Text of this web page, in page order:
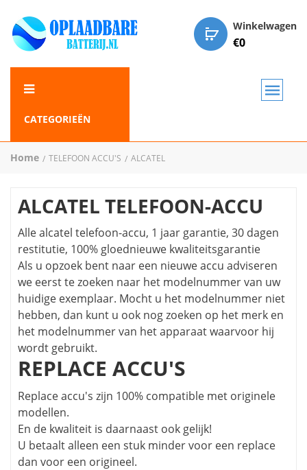
Winkelwagen
€0
CATEGORIEËN
Home TELEFOON ACCU'S ALCATEL
ALCATEL TELEFOON-ACCU
Alle alcatel telefoon-accu, 1 jaar garantie, 30 dagen
restitutie, 100% gloednieuwe kwaliteitsgarantie
Als u opzoek bent naar een nieuwe accu adviseren
we eerst te zoeken naar het modelnummer van uw
huidige exemplaar. Mocht u het modelnummer niet
hebben, dan kunt u ook nog zoeken op het merk en
het modelnummer van het apparaat waarvoor hij
wordt gebruikt.
REPLACE ACCU'S
Replace accu's zijn 100% compatible met originele
modellen.
En de kwaliteit is daarnaast ook gelijk!
U betaalt alleen een stuk minder voor een replace
dan voor een origineel.